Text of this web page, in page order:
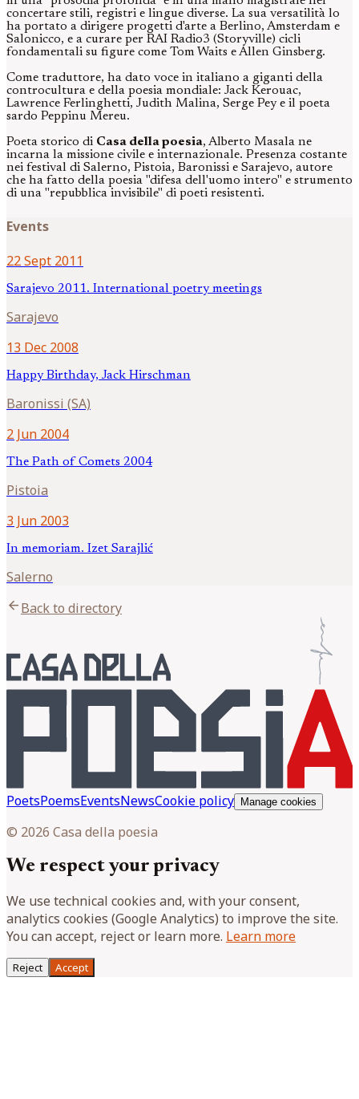
concertare stili, registri e lingue diverse. La sua versatilità lo
ha portato a dirigere progetti d'arte a Berlino, Amsterdam e
Salonicco, e a curare per RAI Radio3 (Storyville) cicli
fondamentali su figure come Tom Waits e Allen Ginsberg.
Come traduttore, ha dato voce in italiano a giganti della
controcultura e della poesia mondiale: Jack Kerouac,
Lawrence Ferlinghetti, Judith Malina, Serge Pey e il poeta
sardo Peppinu Mereu.
Poeta storico di Casa della poesia, Alberto Masala ne
incarna la missione civile e internazionale. Presenza costante
nei festival di Salerno, Pistoia, Baronissi e Sarajevo, autore
che ha fatto della poesia "difesa dell'uomo intero" e strumento
di una "repubblica invisibile" di poeti resistenti.
Events
22 Sept 2011
Sarajevo 2011. International poetry meetings
Sarajevo
13 Dec 2008
Happy Birthday, Jack Hirschman
Baronissi (SA)
2 Jun 2004
The Path of Comets 2004
Pistoia
3 Jun 2003
In memoriam. Izet Sarajlić
Salerno
arrow_backBack to directory
PoetsPoemsEventsNewsCookie policy Manage cookies
© 2026 Casa della poesia
We respect your privacy
We use technical cookies and, with your consent,
analytics cookies (Google Analytics) to improve the site.
You can accept, reject or learn more. Learn more
Reject Accept